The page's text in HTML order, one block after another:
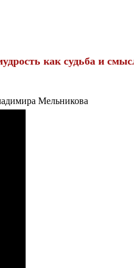
как судьба и
Мельникова